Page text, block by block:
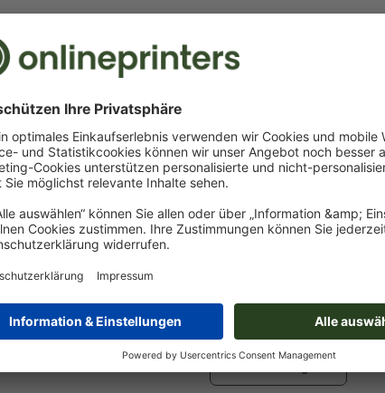
Druckdatenhinweise Werkzeugset La
Als Motivfarben sind eine bzw. zwei
Sonderfarben
Benennen Sie die Farbfelder mit der
Pantone FORMULA GUIDE Solid Coated (z.B.
Es sind keine Metallic- und Neonfarben möglich.
Gold (Pantone 871 C) und Silber (Pantone 877 C)
möglich. Bitte benennen Sie dafür die in Ihren
das Trägermaterial kann beim
Druck mit weißer
Das druckfertige PDF darf nur Vektoren enthalten;
Bilder und -Vorlagen sind nicht geeignet
Mehr anzeigen